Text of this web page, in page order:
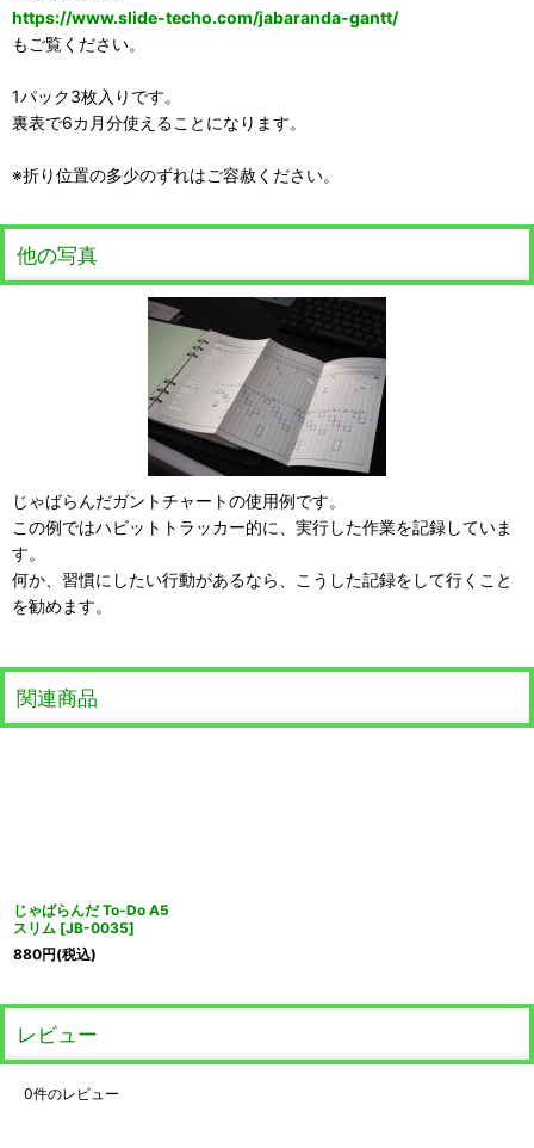
https://www.slide-techo.com/jabaranda-gantt/
もご覧ください。
1パック3枚入りです。
裏表で6カ月分使えることになります。
※折り位置の多少のずれはご容赦ください。
他の写真
じゃばらんだガントチャートの使用例です。
この例ではハビットトラッカー的に、実行した作業を記録していま
す。
何か、習慣にしたい行動があるなら、こうした記録をして行くこと
を勧めます。
関連商品
じゃばらんだ To-Do A5
スリム [JB-0035]
880円(税込)
レビュー
0件のレビュー